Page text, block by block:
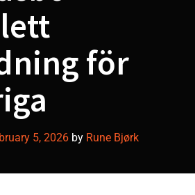
för
5, 2026 by Rune Bjørk